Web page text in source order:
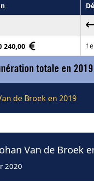
240,00
totale en
de Broek en 2019
Van de Broek
2020